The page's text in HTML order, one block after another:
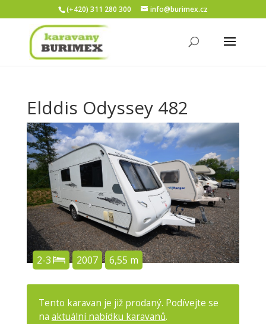
(+420) 311 280 300 info@burimex.cz
Elddis Odyssey 482
2-3 2007 6,55 m
Tento karavan je již prodaný. Podívejte se
na aktuální nabídku karavanů.